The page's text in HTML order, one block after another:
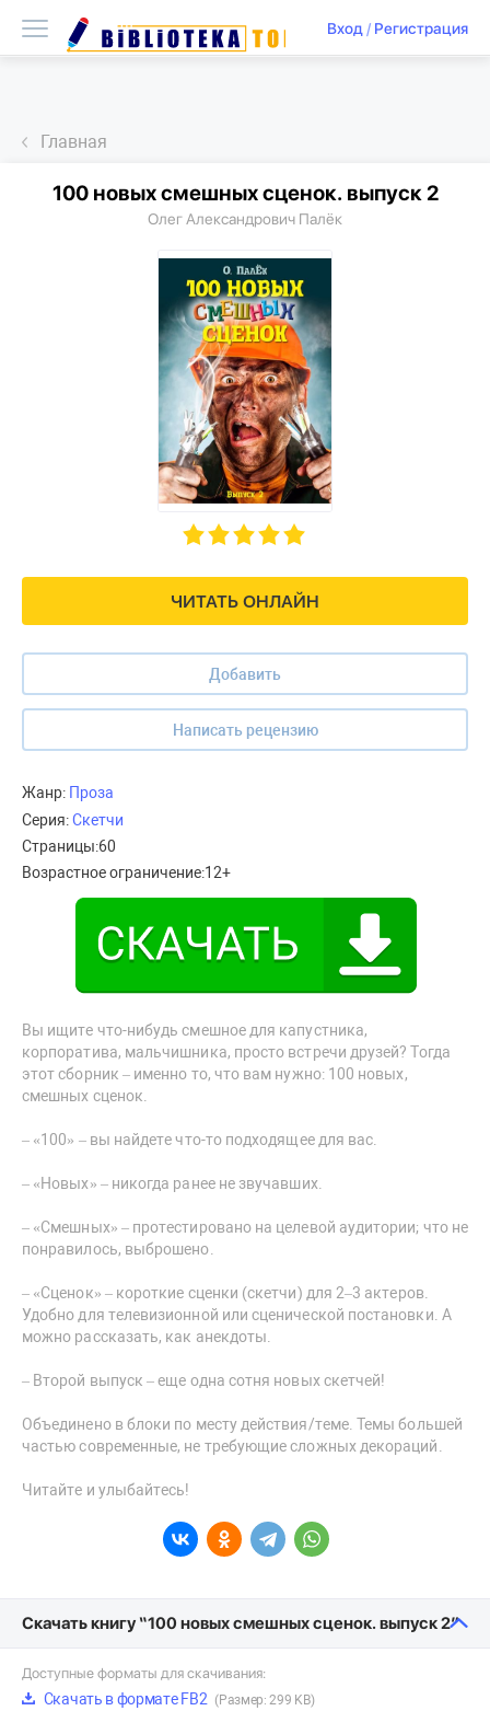
Вход/ Регистрация
Главная
ЧИТАТЬ ОНЛАЙН
Добавить
Написать рецензию
100 новых смешных сценок. выпуск 2
Олег Александрович Палёк
Жанр: Проза
Серия:Скетчи
Страницы:60
Возрастное ограничение:12+
Вы ищите что-нибудь смешное для капустника,
корпоратива, мальчишника, просто встречи друзей? Тогда
этот сборник – именно то, что вам нужно: 100 новых,
смешных сценок.
– «100» – вы найдете что-то подходящее для вас.
– «Новых» – никогда ранее не звучавших.
– «Смешных» – протестировано на целевой аудитории; что не
понравилось, выброшено.
– «Сценок» – короткие сценки (скетчи) для 2–3 актеров.
Удобно для телевизионной или сценической постановки. А
можно рассказать, как анекдоты.
– Второй выпуск – еще одна сотня новых скетчей!
Объединено в блоки по месту действия/теме. Темы большей
частью современные, не требующие сложных декораций.
Читайте и улыбайтесь!
Скачать книгу “100 новых смешных сценок. выпуск 2”
Доступные форматы для скачивания:
Скачать в формате FB2 (Размер: 299 KB)